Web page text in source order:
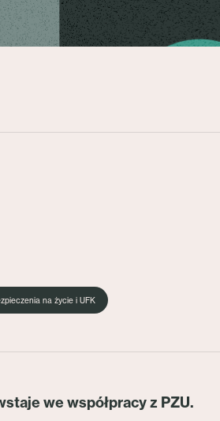
na życie i UFK
we współpracy z PZU.